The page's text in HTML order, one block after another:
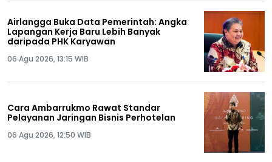
Airlangga Buka Data Pemerintah: Angka
Lapangan Kerja Baru Lebih Banyak
daripada PHK Karyawan
06 Agu 2026, 13:15 WIB
Cara Ambarrukmo Rawat Standar
Pelayanan Jaringan Bisnis Perhotelan
06 Agu 2026, 12:50 WIB